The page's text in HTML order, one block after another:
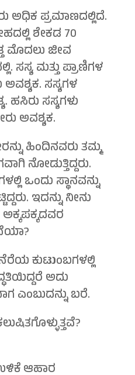
ಅಧಿಕ ಪ್ರಮಾಣದಲ್ಲಿದೆ.
ಶೇಕಡ 70
ಮೊದಲು ಜೀವ
ಸಸ್ಯ ಮತ್ತು ಪ್ರಾಣಿಗಳ
ಸಸ್ಯಗಳ
ಹಸಿರು ಸಸ್ಯಗಳು
ಅವಶ್ಯಕ.
ಹಿಂದಿನವರು ತಮ್ಮ
ನೋಡುತ್ತಿದ್ದರು.
ಒಂದು ಸ್ಥಾನವನ್ನು
ಇದನ್ನು ನೀನು
ಕುಟುಂಬಗಳಲ್ಲಿ
ಅದು
ಎಂಬುದನ್ನು ಬರೆ.
ಆಹಾರ